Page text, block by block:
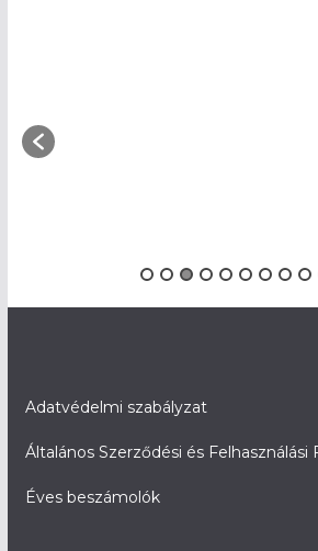
Adatvédelmi szabályzat
Általános Szerződési és Felhasználási
Éves beszámolók